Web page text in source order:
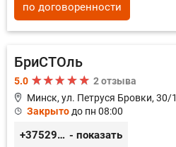
по договоренности
БриСТОль
5.0
2 отзыва
Минск, ул. Петруся Бровки, 30/1
Закрытодо пн 08:00
+375291125312 - показать